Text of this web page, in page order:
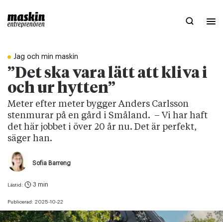
Jag och min maskin
”Det ska vara lätt att kliva i
och ur hytten”
Meter efter meter bygger Anders Carlsson
stenmurar på en gård i Småland. – Vi har haft
det här jobbet i över 20 år nu. Det är perfekt,
säger han.
Sofia Barreng
Publicerad: 2025-10-22
Lästid: 3 min